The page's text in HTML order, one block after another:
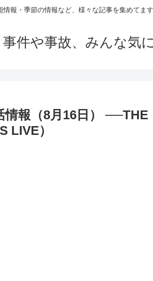
報・季節の情報など、様々な記事を集めてます
件や事故、みんな気
情報（8月16日） ──THE
LIVE）